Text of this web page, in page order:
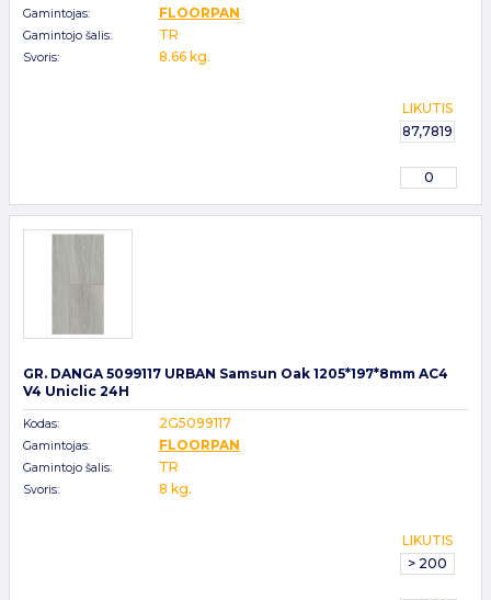
Gamintojas: FLOORPAN
Gamintojo šalis: TR
Svoris: 8.66 kg.
LIKUTIS
87,7819
0
GR. DANGA 5099117 URBAN Samsun Oak 1205*197*8mm AC4
V4 Uniclic 24H
Kodas: 2G5099117
Gamintojas: FLOORPAN
Gamintojo šalis: TR
Svoris: 8 kg.
LIKUTIS
> 200